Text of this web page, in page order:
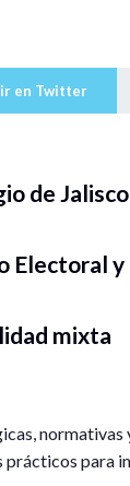
en Twitter
de Jalisco
Electoral
mixta
para